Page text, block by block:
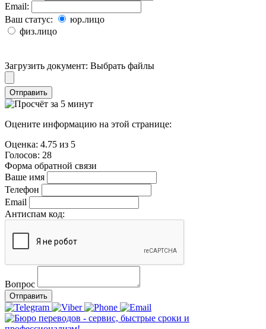
Email:
Ваш статус:
юр.лицо
физ.лицо
Загрузить документ: Выбрать файлы
Отправить
Оцените информацию на этой странице:
Оценка: 4.75 из 5
Голосов: 28
Форма обратной связи
Ваше имя
Телефон
Email
Антиспам код:
Вопрос
Отправить